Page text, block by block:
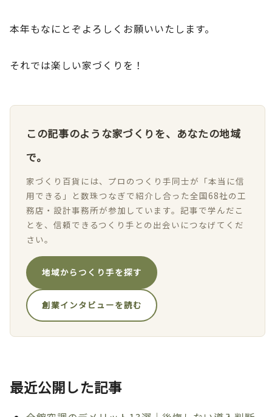
本年もなにとぞよろしくお願いいたします。
それでは楽しい家づくりを！
この記事のような家づくりを、あなたの地域
で。
家づくり百貨には、プロのつくり手同士が「本当に信
用できる」と数珠つなぎで紹介し合った全国68社の工
務店・設計事務所が参加しています。記事で学んだこ
とを、信頼できるつくり手との出会いにつなげてくだ
さい。
地域からつくり手を探す
創業インタビューを読む
最近公開した記事